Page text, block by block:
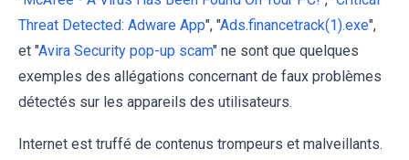
Threat Detected: Adware App", "Ads.financetrack(1).exe",
et "Avira Security pop-up scam" ne sont que quelques
exemples des allégations concernant de faux problèmes
détectés sur les appareils des utilisateurs.
Internet est truffé de contenus trompeurs et malveillants.